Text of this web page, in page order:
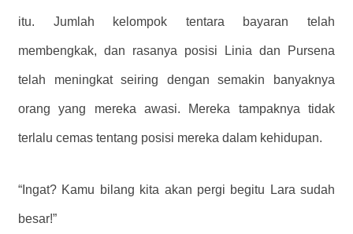
itu. Jumlah kelompok tentara bayaran telah
membengkak, dan rasanya posisi Linia dan Pursena
telah meningkat seiring dengan semakin banyaknya
orang yang mereka awasi. Mereka tampaknya tidak
terlalu cemas tentang posisi mereka dalam kehidupan.
“Ingat? Kamu bilang kita akan pergi begitu Lara sudah
besar!”